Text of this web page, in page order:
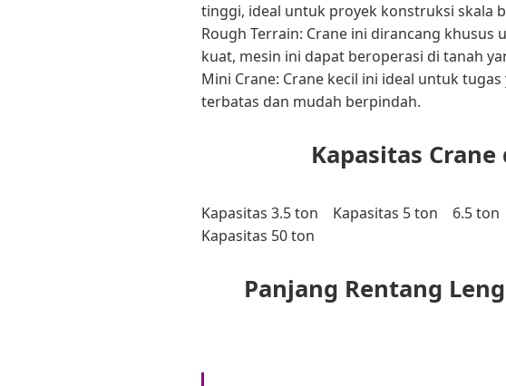
tinggi, ideal untuk proyek konstruksi skala
Rough Terrain: Crane ini dirancang
kuat, mesin ini dapat beroperasi di tanah
Mini Crane: Crane kecil ini ideal untuk
terbatas dan mudah berpindah.
Kapasitas
Kapasitas 3.5 ton Kapasitas 5 ton 6.5 ton
Kapasitas 50 ton
Panjang Rentang